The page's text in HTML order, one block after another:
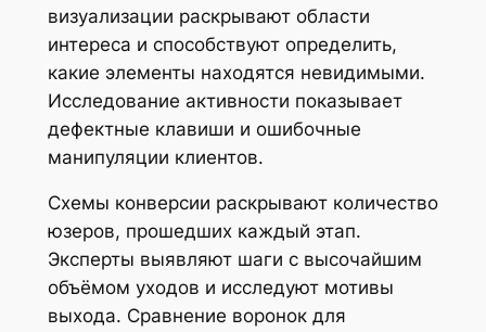
визуализации раскрывают области
интереса и способствуют определить,
какие элементы находятся невидимыми.
Исследование активности показывает
дефектные клавиши и ошибочные
манипуляции клиентов.
Схемы конверсии раскрывают количество
юзеров, прошедших каждый этап.
Эксперты выявляют шаги с высочайшим
объёмом уходов и исследуют мотивы
выхода. Сравнение воронок для